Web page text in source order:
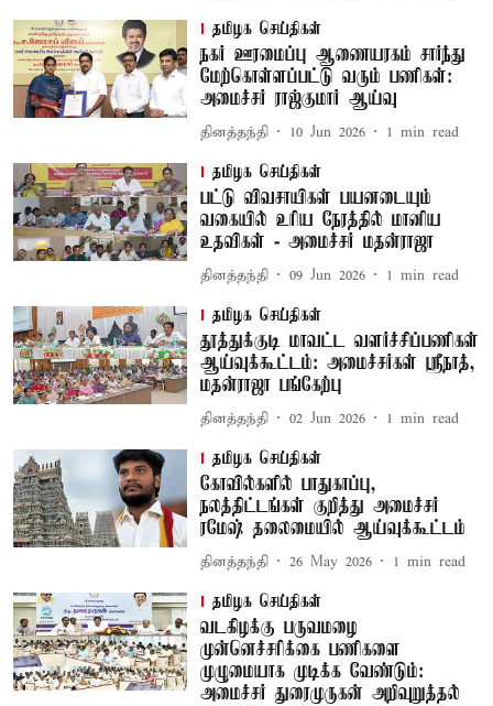
தமிழக செய்திகள்
நகர் ஊரமைப்பு ஆணையரகம் சார்ந்து
மேற்கொள்ளப்பட்டு வரும் பணிகள்:
அமைச்சர் ராஜ்குமார் ஆய்வு
தினத்தந்தி 10 Jun 2026 1 min read
தமிழக செய்திகள்
பட்டு விவசாயிகள் பயனடையும்
வகையில் உரிய நேரத்தில் மானிய
உதவிகள் - அமைச்சர் மதன்ராஜா
தினத்தந்தி 09 Jun 2026 1 min read
தமிழக செய்திகள்
தூத்துக்குடி மாவட்ட வளர்ச்சிப்பணிகள்
ஆய்வுக்கூட்டம்: அமைச்சர்கள் ஸ்ரீநாத்,
மதன்ராஜா பங்கேற்பு
தினத்தந்தி 02 Jun 2026 1 min read
தமிழக செய்திகள்
கோவில்களில் பாதுகாப்பு,
நலத்திட்டங்கள் குறித்து அமைச்சர்
ரமேஷ் தலைமையில் ஆய்வுக்கூட்டம்
தினத்தந்தி 26 May 2026 1 min read
தமிழக செய்திகள்
வடகிழக்கு பருவமழை
முன்னெச்சரிக்கை பணிகளை
முழுமையாக முடிக்க வேண்டும்:
அமைச்சர் துரைமுருகன் அறிவுறுத்தல்